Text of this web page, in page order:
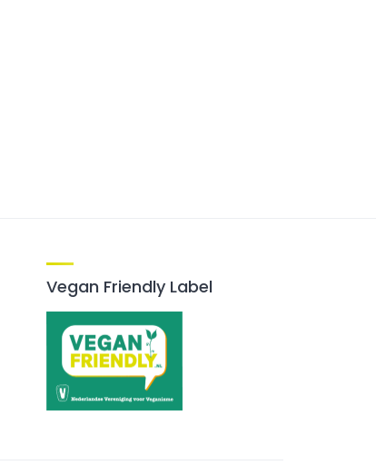
Vegan Friendly Label